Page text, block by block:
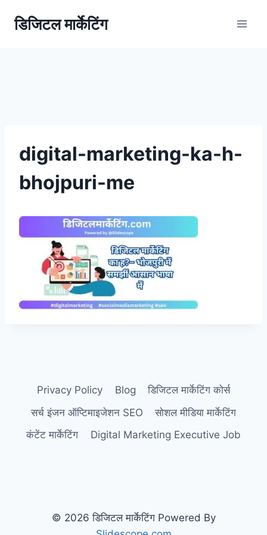
डिजिटल मार्केटिंग
digital-marketing-ka-h-
bhojpuri-me
Privacy Policy Blog
डिजिटल मार्केटिंग कोर्स
सर्च इंजन ऑप्टिमाइजेशन SEO
सोशल मीडिया मार्केटिंग
कंटेंट मार्केटिंग
Digital Marketing Executive Job
© 2026 डिजिटल मार्केटिंग Powered By